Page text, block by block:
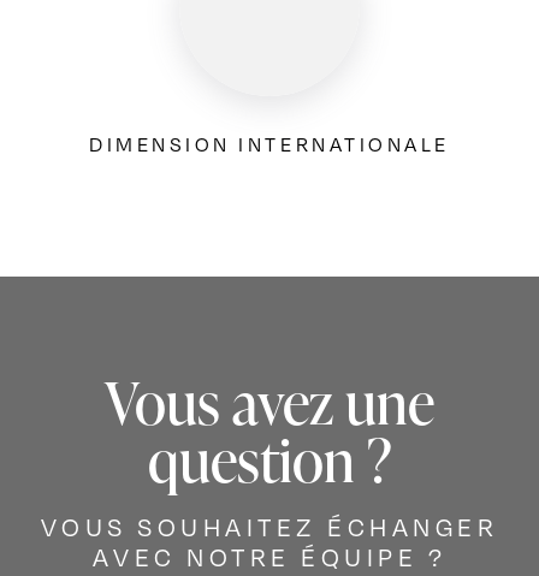
DIMENSION INTERNATIONALE
Vous avez une
question ?
VOUS SOUHAITEZ ÉCHANGER
AVEC NOTRE ÉQUIPE ?